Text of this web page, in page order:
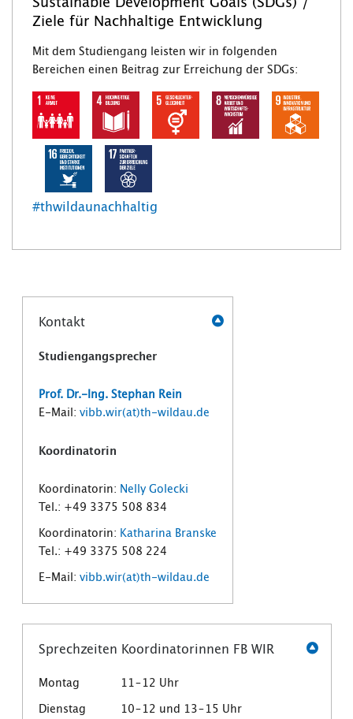
Sustainable Development Goals (SDGs) /
Ziele für Nachhaltige Entwicklung
Mit dem Studiengang leisten wir in folgenden
Bereichen einen Beitrag zur Erreichung der SDGs:
#thwildaunachhaltig
Kontakt
Studiengangsprecher
Prof. Dr.-Ing. Stephan Rein
E-Mail: vibb.wir(at)th-wildau.de
Koordinatorin
Koordinatorin: Nelly Golecki
Tel.: +49 3375 508 834
Koordinatorin: Katharina Branske
Tel.: +49 3375 508 224
E-Mail: vibb.wir(at)th-wildau.de
Sprechzeiten Koordinatorinnen FB WIR
Montag 11–12 Uhr
Dienstag 10–12 und 13–15 Uhr